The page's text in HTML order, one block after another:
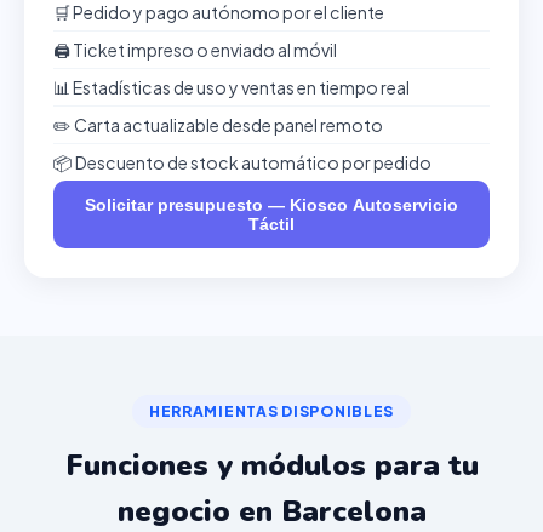
🛒 Pedido y pago autónomo por el cliente
🖨️ Ticket impreso o enviado al móvil
📊 Estadísticas de uso y ventas en tiempo real
✏️ Carta actualizable desde panel remoto
📦 Descuento de stock automático por pedido
Solicitar presupuesto — Kiosco Autoservicio
Táctil
HERRAMIENTAS DISPONIBLES
Funciones y módulos para tu
negocio en Barcelona